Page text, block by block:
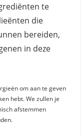
te
die
bereiden,
in deze
om aan te geven
hebt. We zullen je
afstemmen